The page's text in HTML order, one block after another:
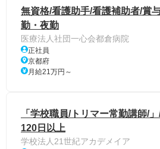
無資格/看護助手/看護補助者/賞
勤・夜勤
医療法人社団一心会都倉病院
正社員
京都府
月給21万円～
「学校職員/トリマー常勤講師/
120日以上
学校法人21世紀アカデメイア